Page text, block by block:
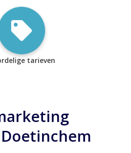
tarieven